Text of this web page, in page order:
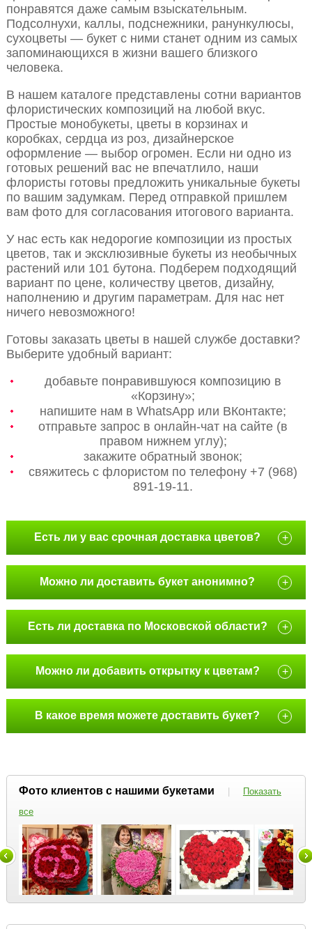
понравятся даже самым взыскательным.
Подсолнухи, каллы, подснежники, ранункулюсы,
сухоцветы — букет с ними станет одним из самых
запоминающихся в жизни вашего близкого
человека.
В нашем каталоге представлены сотни вариантов
флористических композиций на любой вкус.
Простые монобукеты, цветы в корзинах и
коробках, сердца из роз, дизайнерское
оформление — выбор огромен. Если ни одно из
готовых решений вас не впечатлило, наши
флористы готовы предложить уникальные букеты
по вашим задумкам. Перед отправкой пришлем
вам фото для согласования итогового варианта.
У нас есть как недорогие композиции из простых
цветов, так и эксклюзивные букеты из необычных
растений или 101 бутона. Подберем подходящий
вариант по цене, количеству цветов, дизайну,
наполнению и другим параметрам. Для нас нет
ничего невозможного!
Готовы заказать цветы в нашей службе доставки?
Выберите удобный вариант:
добавьте понравившуюся композицию в
«Корзину»;
напишите нам в WhatsApp или ВКонтакте;
отправьте запрос в онлайн-чат на сайте (в
правом нижнем углу);
закажите обратный звонок;
свяжитесь с флористом по телефону +7 (968)
891-19-11.
Есть ли у вас срочная доставка цветов? +
Можно ли доставить букет анонимно? +
Есть ли доставка по Московской области? +
Можно ли добавить открытку к цветам? +
В какое время можете доставить букет? +
Фото клиентов с нашими букетами |
Показать
все